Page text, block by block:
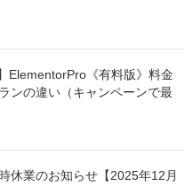
ElementorPro《有料版》料金
ンの違い（キャンペーンで最
休業のお知らせ【2025年12月